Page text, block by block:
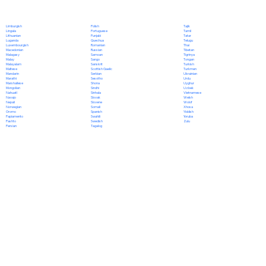
Limburgish
Lingala
Lithuanian
Luganda
Luxembourgish
Macedonian
Malagasy
Malay
Malayalam
Maltese
Mandarin
Marathi
Marshallese
Mongolian
Nahuatl
Navajo
Nepali
Norwegian
Oromo
Papiamento
Pashto
Persian
Polish
Portuguese
Punjabi
Quechua
Romanian
Russian
Samoan
Sango
Sanskrit
Scottish Gaelic
Serbian
Sesotho
Shona
Sindhi
Sinhala
Slovak
Slovene
Somali
Spanish
Swahili
Swedish
Tagalog
Tajik
Tamil
Tatar
Telugu
Thai
Tibetan
Tigrinya
Tongan
Turkish
Turkmen
Ukrainian
Urdu
Uyghur
Uzbek
Vietnamese
Welsh
Wolof
Xhosa
Yiddish
Yoruba
Zulu